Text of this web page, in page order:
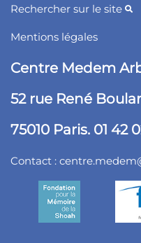
Rechercher sur le site
Mentions légales
Centre Medem
52 rue René
75010 Paris. 01 42
Contact :